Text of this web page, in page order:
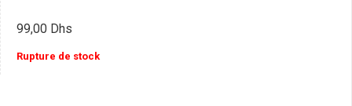
99,00 Dhs
Rupture de stock